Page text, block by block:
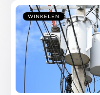
WINKELEN